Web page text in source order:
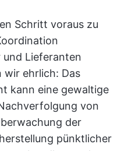
Schritt voraus zu
Lieferanten
wir ehrlich: Das
kann eine gewaltige
von
der
pünktlicher